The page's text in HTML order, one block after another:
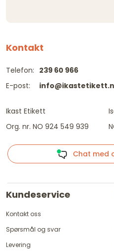
Kontakt
Telefon:
E-post:
239 60 966
Ikast Etikett
Org. nr. NO 924 549 939
Chat med
Kundeservice
Kontakt oss
Spørsmål og svar
Levering